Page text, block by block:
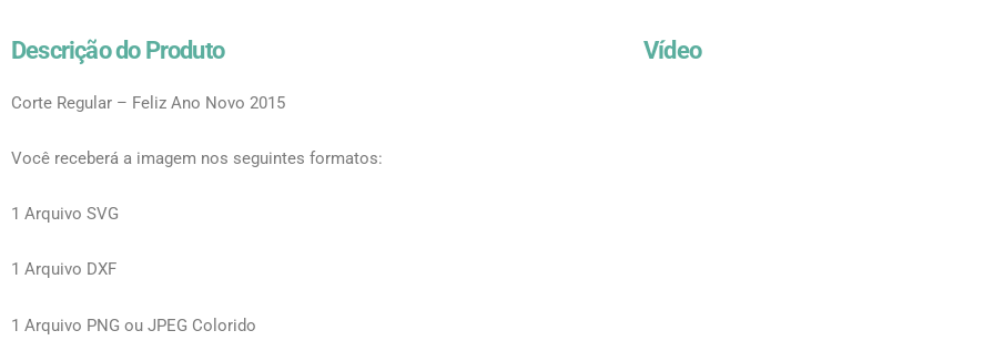
Descrição do Produto
Corte Regular – Feliz Ano Novo 2015
Você receberá a imagem nos seguintes formatos:
1 Arquivo SVG
1 Arquivo DXF
1 Arquivo PNG ou JPEG Colorido
Vídeo